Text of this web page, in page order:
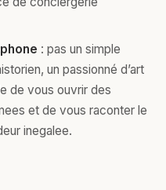
: pas un simple
un passionné d’art
de vous ouvrir des
et de vous raconter le
inegalee.